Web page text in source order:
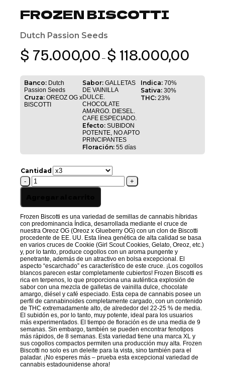
FROZEN BISCOTTI
Dutch Passion Seeds
$ 75.000,00 – $ 118.000,00
$ 75.000,00
Banco:Dutch
Passion Seeds
Cruza:OREOZ OG x
BISCOTTI
Sabor: GALLETAS
DE VAINILLA
DULCE.
CHOCOLATE
AMARGO. DIESEL.
CAFE ESPECIADO.
Efecto: SUBIDON
POTENTE, NO APTO
PRINCIPANTES
Floración: 55 días
Indica: 70%
Sativa: 30%
THC: 23%
Cantidad
FROZEN
BISCOTTI
Frozen Biscotti es una variedad de semillas de cannabis híbridas
con predominancia Índica, desarrollada mediante el cruce de
nuestra Oreoz OG (Oreoz x Glueberry OG) con un clon de Biscotti
procedente de EE. UU. Esta línea genética de alta calidad se basa
en varios cruces de Cookie (Girl Scout Cookies, Gelato, Oreoz, etc.)
y, por lo tanto, produce cogollos con un aroma pungente y
penetrante, además de un atractivo en bolsa excepcional. El
aspecto “escarchado” es característico de este cruce. ¡Los cogollos
blancos parecen estar completamente cubiertos! Frozen Biscotti es
rica en terpenos, lo que proporciona una auténtica explosión de
sabor con una mezcla de galletas de vainilla dulce, chocolate
amargo, diésel y café especiado. Esta cepa de cannabis posee un
perfil de cannabinoides completamente cargado, con un contenido
de THC extremadamente alto, de alrededor del 22-25 % de media.
El subidón es, por lo tanto, muy potente, ideal para los usuarios
más experimentados. El tiempo de floración es de una media de 9
semanas. Sin embargo, también se pueden encontrar fenotipos
más rápidos, de 8 semanas. Esta variedad tiene una marca XL y
sus cogollos compactos permiten una producción muy alta. Frozen
Biscotti no solo es un deleite para la vista, sino también para el
paladar. ¡No esperes más – prueba esta excepcional variedad de
cannabis estadounidense ahora!